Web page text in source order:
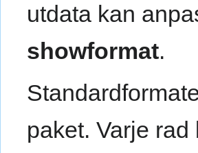
utdata kan
showformat.
paket. Varje